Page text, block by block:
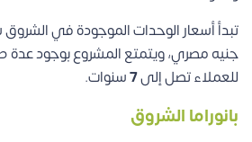
تبدأ أسعار الوحدات الموجودة في
جنيه مصري، ويتمتع المشروع بوجود
للعملاء تصل إلى7سنوات.
بانوراما الشروق